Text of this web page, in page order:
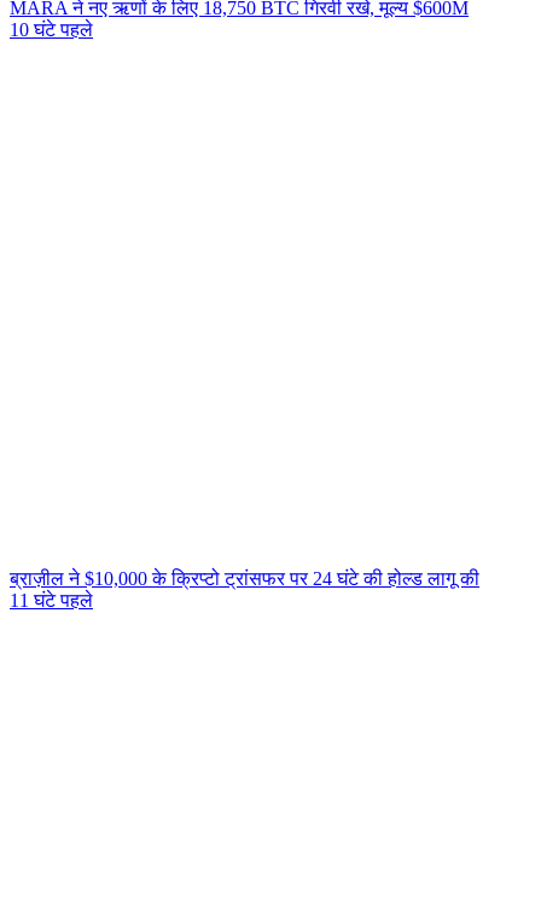
MARA ने नए ऋणों के लिए 18,750 BTC गिरवी रखे, मूल्य $600M
10 घंटे पहले
ब्राज़ील ने $10,000 के क्रिप्टो ट्रांसफर पर 24 घंटे की होल्ड लागू की
11 घंटे पहले